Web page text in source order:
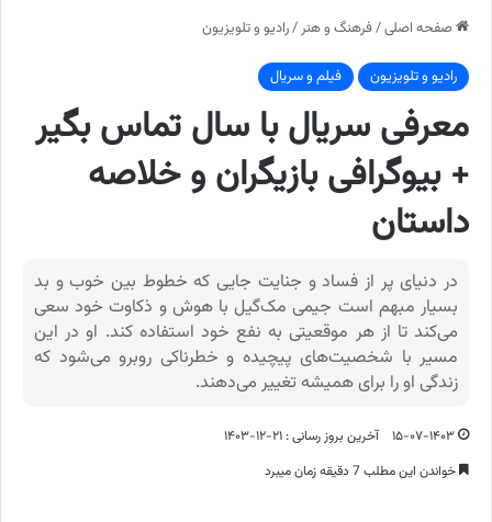
صفحه اصلی/فرهنگ و هنر /رادیو و تلویزیون
رادیو و تلویزیون فیلم و سریال
معرفی سریال با سال تماس بگیر
+ بیوگرافی بازیگران و خلاصه
داستان
در دنیای پر از فساد و جنایت جایی که خطوط بین خوب و بد
بسیار مبهم است جیمی مک‌گیل با هوش و ذکاوت خود سعی
می‌کند تا از هر موقعیتی به نفع خود استفاده کند. او در این
مسیر با شخصیت‌های پیچیده و خطرناکی روبرو می‌شود که
زندگی او را برای همیشه تغییر می‌دهند.
۱۵-۰۷-۱۴۰۳
آخرین بروز رسانی : ۲۱-۱۲-۱۴۰۳
خواندن این مطلب 7 دقیقه زمان میبرد